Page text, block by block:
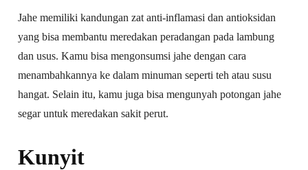
Jahe memiliki kandungan zat anti-inflamasi dan antioksidan
yang bisa membantu meredakan peradangan pada lambung
dan usus. Kamu bisa mengonsumsi jahe dengan cara
menambahkannya ke dalam minuman seperti teh atau susu
hangat. Selain itu, kamu juga bisa mengunyah potongan jahe
segar untuk meredakan sakit perut.
Kunyit